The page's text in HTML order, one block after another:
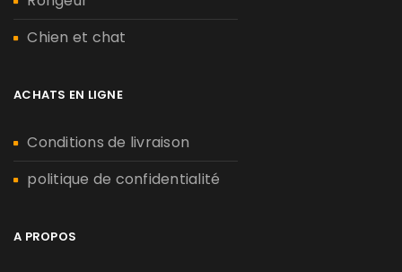
Chien et chat
ACHATS EN LIGNE
Conditions de livraison
politique de confidentialité
A PROPOS